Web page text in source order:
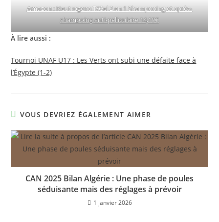
Amazon: Neutrogena T/Gel 2 en 1 Shampooing et après-
shampoing anti-pelliculaire 14,19€
À lire aussi :
Tournoi UNAF U17 : Les Verts ont subi une défaite face à
l’Égypte (1-2)
VOUS DEVRIEZ ÉGALEMENT AIMER
CAN 2025 Bilan Algérie : Une phase de poules
séduisante mais des réglages à prévoir
1 janvier 2026